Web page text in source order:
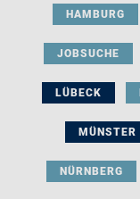
HAMBURG
JOBSUCHE
LÜBECK
MÜNSTER
NÜRNBERG